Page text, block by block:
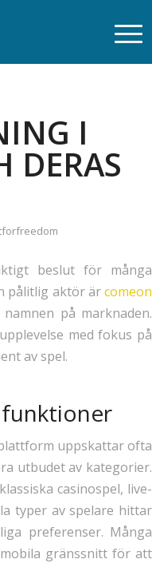
I
DERAS
beslut för många
pålitlig aktör ärcomeon
på marknaden.
med fokus på
av spel.
funktioner
uppskattar ofta
utbudet av kategorier.
casinospel, live-
typer av spelare hittar
preferenser. Många
gränssnitt för att